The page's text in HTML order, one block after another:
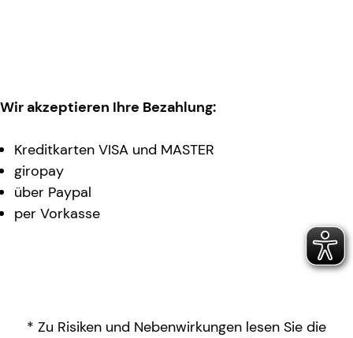
Wir akzeptieren Ihre Bezahlung:
Kreditkarten VISA und MASTER
giropay
über Paypal
per Vorkasse
* Zu Risiken und Nebenwirkungen lesen Sie die